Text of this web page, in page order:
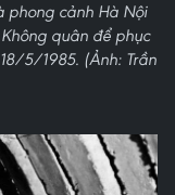
phong cảnh Hà Nội
quân để phục
5/1985. (Ảnh: Trần